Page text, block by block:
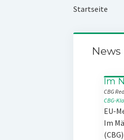
Startseite
News
Im
CBG
CBG-
EU-
Im